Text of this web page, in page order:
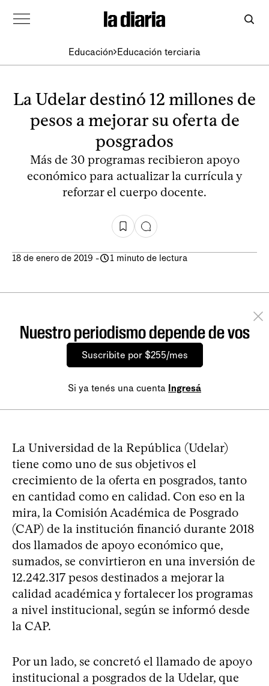
Educación Educación terciaria
La Udelar destinó 12 millones de
pesos a mejorar su oferta de
posgrados
Más de 30 programas recibieron apoyo
económico para actualizar la currícula y
reforzar el cuerpo docente.
18 de enero de 2019 - 1 minuto de lectura
Nuestro periodismo depende de vos
Suscribite por $255/mes
Si ya tenés una cuenta Ingresá
La Universidad de la República (Udelar)
tiene como uno de sus objetivos el
crecimiento de la oferta en posgrados, tanto
en cantidad como en calidad. Con eso en la
mira, la Comisión Académica de Posgrado
(CAP) de la institución financió durante 2018
dos llamados de apoyo económico que,
sumados, se convirtieron en una inversión de
12.242.317 pesos destinados a mejorar la
calidad académica y fortalecer los programas
a nivel institucional, según se informó desde
la CAP.
Por un lado, se concretó el llamado de apoyo
institucional a posgrados de la Udelar, que